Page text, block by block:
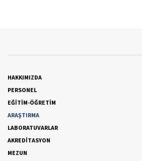
HAKKIMIZDA
PERSONEL
EĞİTİM-ÖĞRETİM
ARAŞTIRMA
LABORATUVARLAR
AKREDİTASYON
MEZUN